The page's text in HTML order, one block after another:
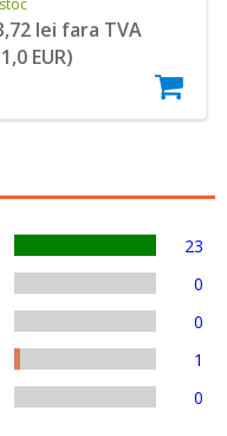
lei fara TVA
EUR)
23
0
0
1
0